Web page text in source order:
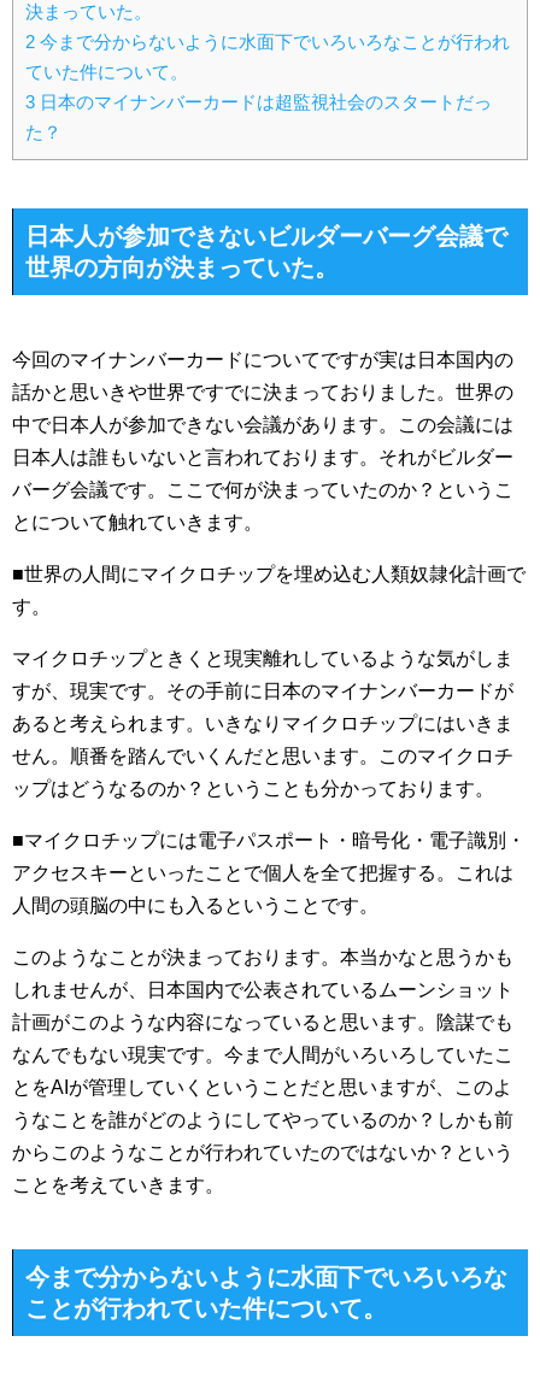
決まっていた。
2 今まで分からないように水面下でいろいろなことが行われ
ていた件について。
3 日本のマイナンバーカードは超監視社会のスタートだっ
た？
日本人が参加できないビルダーバーグ会議で
世界の方向が決まっていた。
今回のマイナンバーカードについてですが実は日本国内の
話かと思いきや世界ですでに決まっておりました。世界の
中で日本人が参加できない会議があります。この会議には
日本人は誰もいないと言われております。それがビルダー
バーグ会議です。ここで何が決まっていたのか？というこ
とについて触れていきます。
■世界の人間にマイクロチップを埋め込む人類奴隷化計画で
す。
マイクロチップときくと現実離れしているような気がしま
すが、現実です。その手前に日本のマイナンバーカードが
あると考えられます。いきなりマイクロチップにはいきま
せん。順番を踏んでいくんだと思います。このマイクロチ
ップはどうなるのか？ということも分かっております。
■マイクロチップには電子パスポート・暗号化・電子識別・
アクセスキーといったことで個人を全て把握する。これは
人間の頭脳の中にも入るということです。
このようなことが決まっております。本当かなと思うかも
しれませんが、日本国内で公表されているムーンショット
計画がこのような内容になっていると思います。陰謀でも
なんでもない現実です。今まで人間がいろいろしていたこ
とをAIが管理していくということだと思いますが、このよ
うなことを誰がどのようにしてやっているのか？しかも前
からこのようなことが行われていたのではないか？という
ことを考えていきます。
今まで分からないように水面下でいろいろな
ことが行われていた件について。